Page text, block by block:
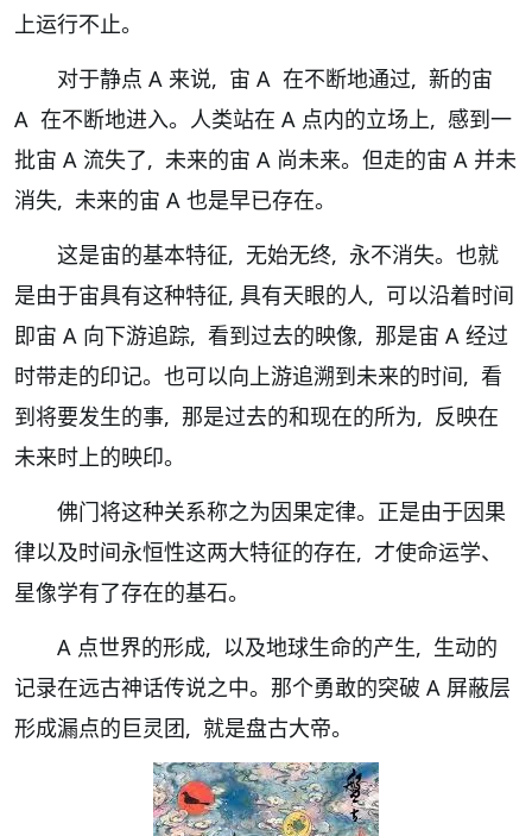
上运行不止。
对于静点 A 来说, 宙 A 在不断地通过, 新的宙
A 在不断地进入。人类站在 A 点内的立场上, 感到一
批宙 A 流失了, 未来的宙 A 尚未来。但走的宙 A 并未
消失, 未来的宙 A 也是早已存在。
这是宙的基本特征, 无始无终, 永不消失。也就
是由于宙具有这种特征, 具有天眼的人, 可以沿着时间
即宙 A 向下游追踪, 看到过去的映像, 那是宙 A 经过
时带走的印记。也可以向上游追溯到未来的时间, 看
到将要发生的事, 那是过去的和现在的所为, 反映在
未来时上的映印。
佛门将这种关系称之为因果定律。正是由于因果
律以及时间永恒性这两大特征的存在, 才使命运学、
星像学有了存在的基石。
A 点世界的形成, 以及地球生命的产生, 生动的
记录在远古神话传说之中。那个勇敢的突破 A 屏蔽层
形成漏点的巨灵团, 就是盘古大帝。